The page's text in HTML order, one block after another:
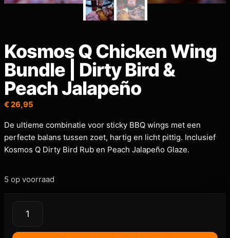
Kosmos Q Chicken Wing
Bundle | Dirty Bird &
Peach Jalapeño
€26,95
De ultieme combinatie voor sticky BBQ wings met een
perfecte balans tussen zoet, hartig en licht pittig. Inclusief
Kosmos Q Dirty Bird Rub en Peach Jalapeño Glaze.
5 op voorraad